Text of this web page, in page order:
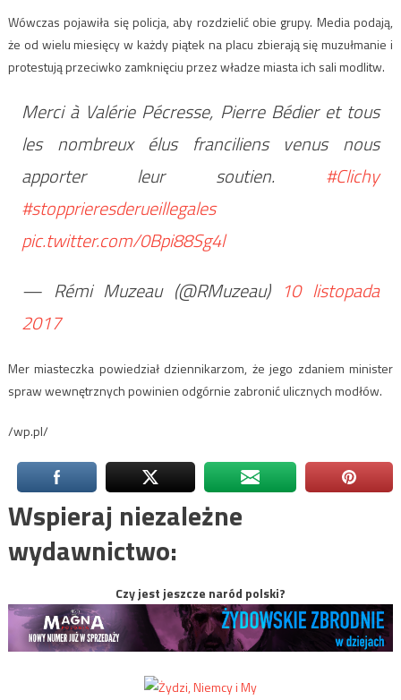
Wówczas pojawiła się policja, aby rozdzielić obie grupy. Media podają,
że od wielu miesięcy w każdy piątek na placu zbierają się muzułmanie i
protestują przeciwko zamknięciu przez władze miasta ich sali modlitw.
Merci à Valérie Pécresse, Pierre Bédier et tous
les nombreux élus franciliens venus nous
apporter leur soutien. #Clichy
#stopprieresderueillegales
pic.twitter.com/0Bpi88Sg4l
— Rémi Muzeau (@RMuzeau) 10 listopada
2017
Mer miasteczka powiedział dziennikarzom, że jego zdaniem minister
spraw wewnętrznych powinien odgórnie zabronić ulicznych modłów.
/wp.pl/
Wspieraj niezależne
wydawnictwo:
Czy jest jeszcze naród polski?